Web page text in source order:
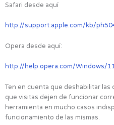
Safari desde aquí
http://support.apple.com/kb/
Opera desde aquí:
http://help.opera.com/Windows/
Ten en cuenta que deshabilitar
que visitas dejen de funcionar
herramienta en mucho casos
funcionamiento de las mismas.